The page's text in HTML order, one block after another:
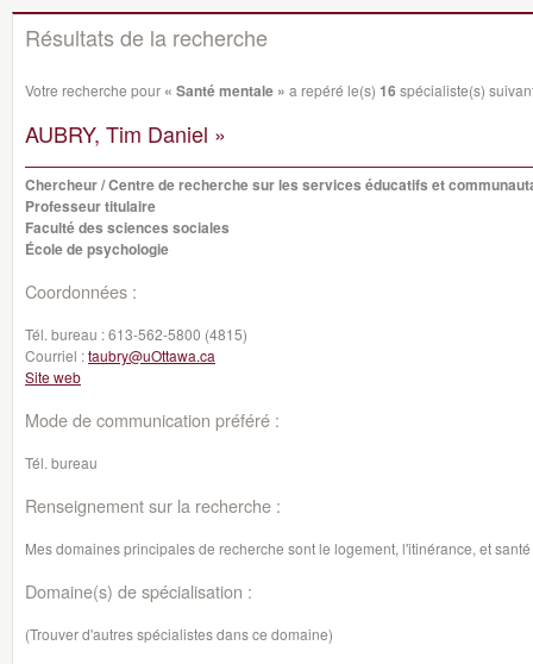
Résultats de la recherche
Votre recherche pour « Santé mentale » a repéré le(s) 16 spécialiste(s)
AUBRY, Tim Daniel »
Chercheur / Centre de recherche sur les services éducatifs et
Professeur titulaire
Faculté des sciences sociales
École de psychologie
Coordonnées :
Tél. bureau :613-562-5800 (4815)
Courriel :taubry@uOttawa.ca
Site web
Mode de communication préféré :
Tél. bureau
Renseignement sur la recherche :
Mes domaines principales de recherche sont le logement, l'itinérance, et
Domaine(s) de spécialisation :
(Trouver d'autres spécialistes dans ce domaine)